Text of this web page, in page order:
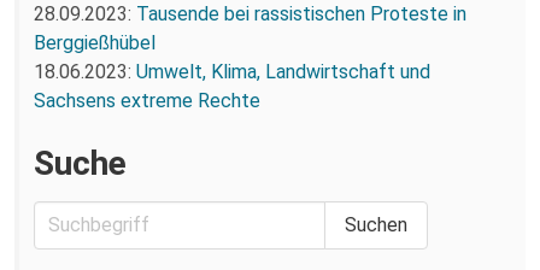
28.09.2023: Tausende bei rassistischen Proteste in
Berggießhübel
18.06.2023: Umwelt, Klima, Landwirtschaft und
Sachsens extreme Rechte
Suche